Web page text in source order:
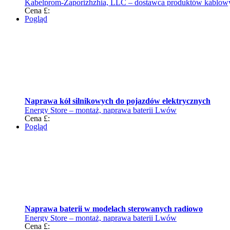
Kabelprom-Zaporizhzhia, LLC – dostawca produktów
Cena £:
Pogląd
Naprawa kół silnikowych do pojazdów elektrycznych
Energy Store – montaż, naprawa baterii Lwów
Cena £:
Pogląd
Naprawa baterii w modelach sterowanych radiowo
Energy Store – montaż, naprawa baterii Lwów
Cena £: